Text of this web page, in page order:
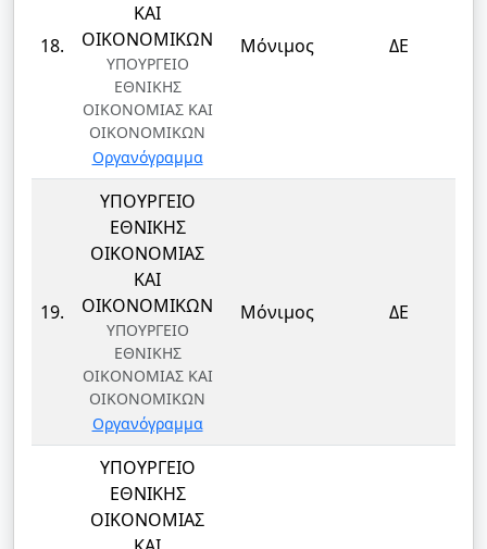
18.
ΚΑΙ
ΟΙΚΟΝΟΜΙΚΩΝ
ΥΠΟΥΡΓΕΙΟ
ΕΘΝΙΚΗΣ
ΟΙΚΟΝΟΜΙΑΣ ΚΑΙ
ΟΙΚΟΝΟΜΙΚΩΝ
Οργανόγραμμα
Μόνιμος ΔΕ
19.
ΥΠΟΥΡΓΕΙΟ
ΕΘΝΙΚΗΣ
ΟΙΚΟΝΟΜΙΑΣ
ΚΑΙ
ΟΙΚΟΝΟΜΙΚΩΝ
ΥΠΟΥΡΓΕΙΟ
ΕΘΝΙΚΗΣ
ΟΙΚΟΝΟΜΙΑΣ ΚΑΙ
ΟΙΚΟΝΟΜΙΚΩΝ
Οργανόγραμμα
Μόνιμος ΔΕ
ΥΠΟΥΡΓΕΙΟ
ΕΘΝΙΚΗΣ
ΟΙΚΟΝΟΜΙΑΣ